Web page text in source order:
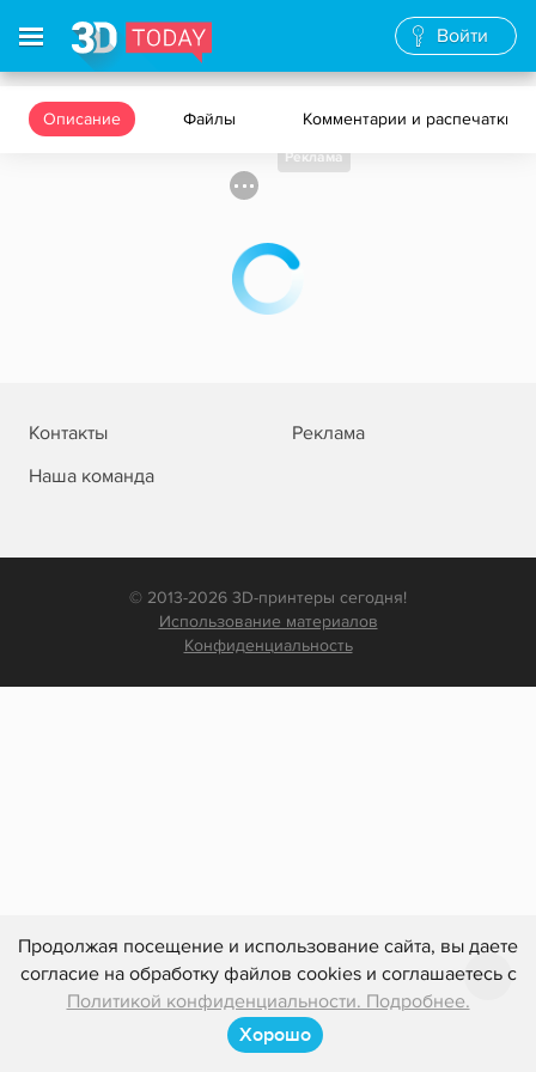
Продолжая посещение и использование сайта, вы даете
согласие на обработку файлов cookies и соглашаетесь с
Политикой конфиденциальности. Подробнее.
Хорошо
Войти
Описание Файлы Комментарии и распечатки
Реклама
Контакты
Реклама
Наша команда
© 2013-2026 3D-принтеры сегодня!
Использование материалов
Конфиденциальность